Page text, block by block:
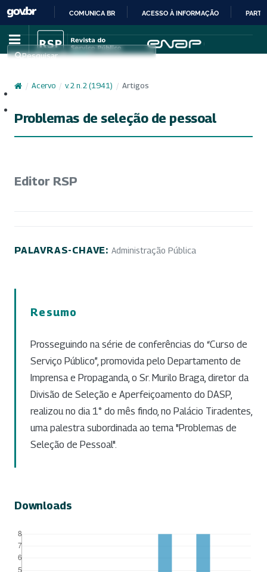
IR
PARA
CONTEÚDO
COMUNICA BR ACESSO À INFORMAÇÃO
Pesquisar
/ Acervo / v. 2 n. 2 (1941) / Artigos
Problemas de seleção de pessoal
Editor RSP
PALAVRAS-CHAVE: Administração Pública
Resumo
Prosseguindo na série de conferências do “Curso de
Serviço Público”, promovida pelo Departamento de
Imprensa e Propaganda, o Sr. Murilo Braga, diretor da
Divisão de Seleção e Aperfeiçoamento do DASP,
realizou no dia 1° do mês findo, no Palácio Tiradentes,
uma palestra subordinada ao tema "Problemas de
Seleção de Pessoal".
Downloads